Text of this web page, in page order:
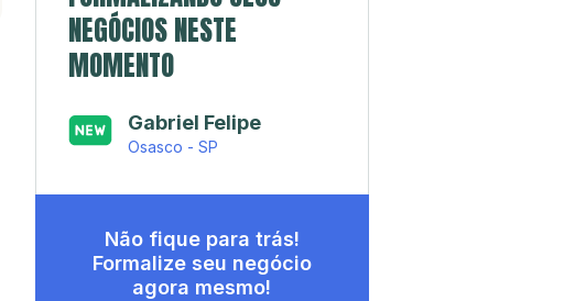
NEGÓCIOS NESTE
MOMENTO
Gabriel Felipe
Osasco - SP
Não fique para trás!
Formalize seu negócio
agora mesmo!